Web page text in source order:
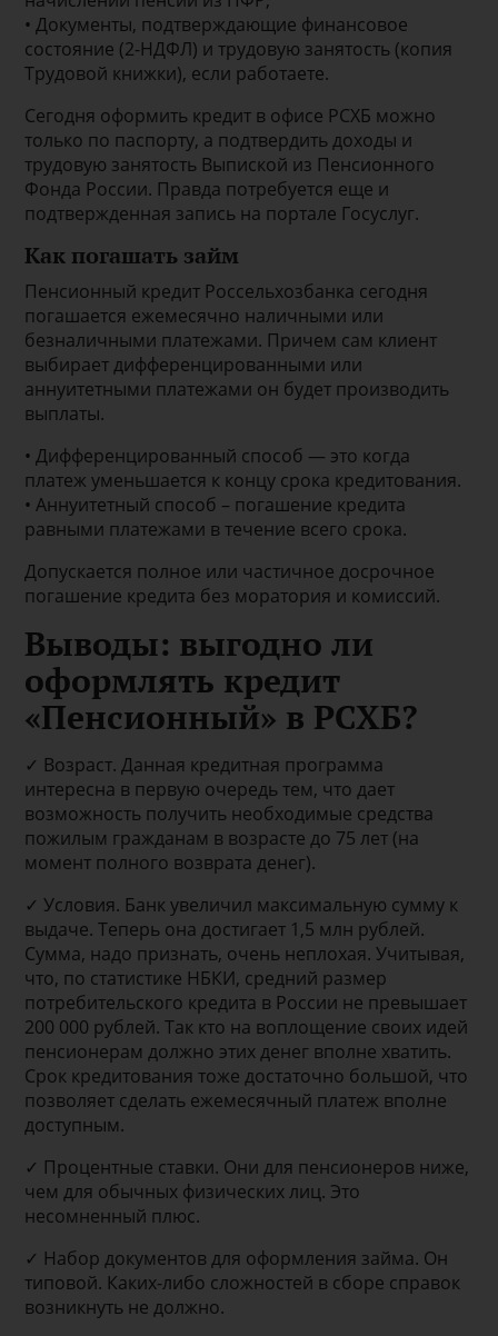
• Документы, подтверждающие финансовое
состояние (2-НДФЛ) и трудовую занятость (копия
Трудовой книжки), если работаете.
Сегодня оформить кредит в офисе РСХБ можно
только по паспорту, а подтвердить доходы и
трудовую занятость Выпиской из Пенсионного
Фонда России. Правда потребуется еще и
подтвержденная запись на портале Госуслуг.
Как погашать займ
Пенсионный кредит Россельхозбанка сегодня
погашается ежемесячно наличными или
безналичными платежами. Причем сам клиент
выбирает дифференцированными или
аннуитетными платежами он будет производить
выплаты.
• Дифференцированный способ — это когда
платеж уменьшается к концу срока кредитования.
• Аннуитетный способ – погашение кредита
равными платежами в течение всего срока.
Допускается полное или частичное досрочное
погашение кредита без моратория и комиссий.
Выводы: выгодно ли
оформлять кредит
«Пенсионный» в РСХБ?
✓ Возраст. Данная кредитная программа
интересна в первую очередь тем, что дает
возможность получить необходимые средства
пожилым гражданам в возрасте до 75 лет (на
момент полного возврата денег).
✓ Условия. Банк увеличил максимальную сумму к
выдаче. Теперь она достигает 1,5 млн рублей.
Сумма, надо признать, очень неплохая. Учитывая,
что, по статистике НБКИ, средний размер
потребительского кредита в России не превышает
200 000 рублей. Так кто на воплощение своих идей
пенсионерам должно этих денег вполне хватить.
Срок кредитования тоже достаточно большой, что
позволяет сделать ежемесячный платеж вполне
доступным.
✓ Процентные ставки. Они для пенсионеров ниже,
чем для обычных физических лиц. Это
несомненный плюс.
✓ Набор документов для оформления займа. Он
типовой. Каких-либо сложностей в сборе справок
возникнуть не должно.